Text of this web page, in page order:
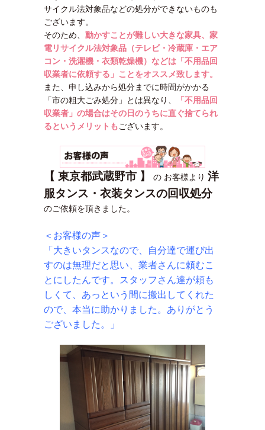
サイクル法対象品などの処分ができないものも
ございます。
そのため、 動かすことが難しい大きな家具、家
電リサイクル法対象品（テレビ・冷蔵庫・エア
コン・洗濯機・衣類乾燥機）などは「不用品回
収業者に依頼する」ことをオススメ致します。
また、申し込みから処分までに時間がかかる
「市の粗大ごみ処分」とは異なり、
「不用品回
収業者」の場合はその日のうちに直ぐ捨てられ
るというメリットもございます。
【 東京都武蔵野市 】 の お客様より 洋
服タンス・衣装タンスの回収処分
のご依頼を頂きました。
＜お客様の声＞
「大きいタンスなので、自分達で運び出
すのは無理だと思い、業者さんに頼むこ
とにしたんです。スタッフさん達が頼も
しくて、あっという間に搬出してくれた
ので、本当に助かりました。ありがとう
ございました。」